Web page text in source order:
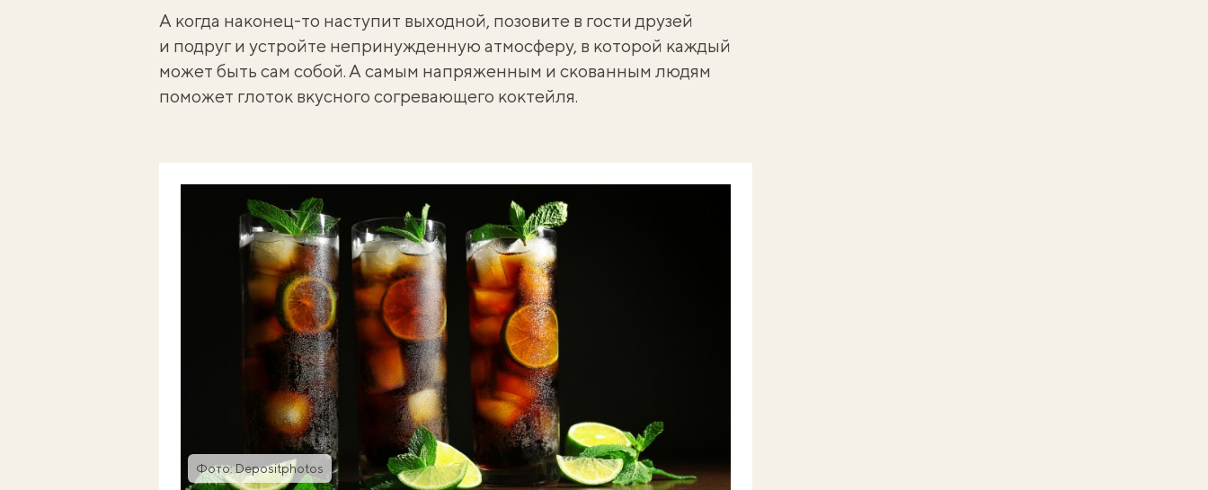
А когда наконец-то наступит выходной, позовите в гости друзей
и подруг и устройте непринужденную атмосферу, в которой каждый
может быть сам собой. А самым напряженным и скованным людям
поможет глоток вкусного согревающего коктейля.
Фото: Depositphotos